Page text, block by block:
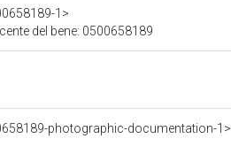
1>
del bene: 0500658189
photographic-documentation-1>